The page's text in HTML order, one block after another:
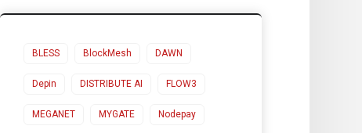
BLESS BlockMesh DAWN
Depin DISTRIBUTE AI FLOW3
MEGANET MYGATE Nodepay